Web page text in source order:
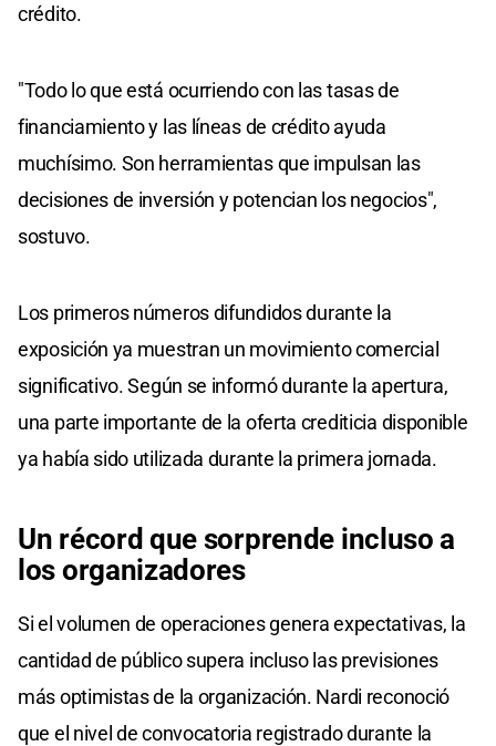
crédito.
"Todo lo que está ocurriendo con las tasas de
financiamiento y las líneas de crédito ayuda
muchísimo. Son herramientas que impulsan las
decisiones de inversión y potencian los negocios",
sostuvo.
Los primeros números difundidos durante la
exposición ya muestran un movimiento comercial
significativo. Según se informó durante la apertura,
una parte importante de la oferta crediticia disponible
ya había sido utilizada durante la primera jornada.
Un récord que sorprende incluso a
los organizadores
Si el volumen de operaciones genera expectativas, la
cantidad de público supera incluso las previsiones
más optimistas de la organización. Nardi reconoció
que el nivel de convocatoria registrado durante la